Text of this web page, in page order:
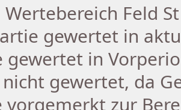
Wertebereich Feld
gewertet in
gewertet in
gewertet, da
vorgemerkt zur